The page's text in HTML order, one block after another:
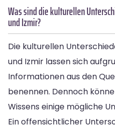
Was sind die kulturellen
und Izmir?
Die kulturellen
und Izmir lassen sich
Informationen aus den
benennen. Dennoch
Wissens einige mögliche
Ein offensichtlicher